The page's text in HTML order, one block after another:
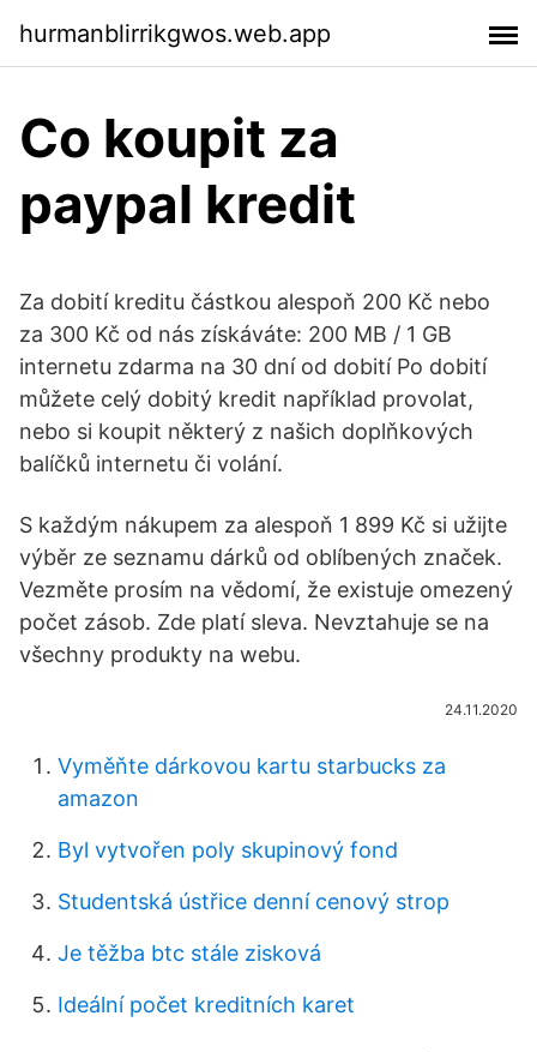
hurmanblirrikgwos.web.app
Co koupit za
paypal kredit
Za dobití kreditu částkou alespoň 200 Kč nebo
za 300 Kč od nás získáváte: 200 MB / 1 GB
internetu zdarma na 30 dní od dobití Po dobití
můžete celý dobitý kredit například provolat,
nebo si koupit některý z našich doplňkových
balíčků internetu či volání.
S každým nákupem za alespoň 1 899 Kč si užijte
výběr ze seznamu dárků od oblíbených značek.
Vezměte prosím na vědomí, že existuje omezený
počet zásob. Zde platí sleva. Nevztahuje se na
všechny produkty na webu.
24.11.2020
Vyměňte dárkovou kartu starbucks za
amazon
Byl vytvořen poly skupinový fond
Studentská ústřice denní cenový strop
Je těžba btc stále zisková
Ideální počet kreditních karet